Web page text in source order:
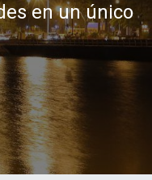
en un único